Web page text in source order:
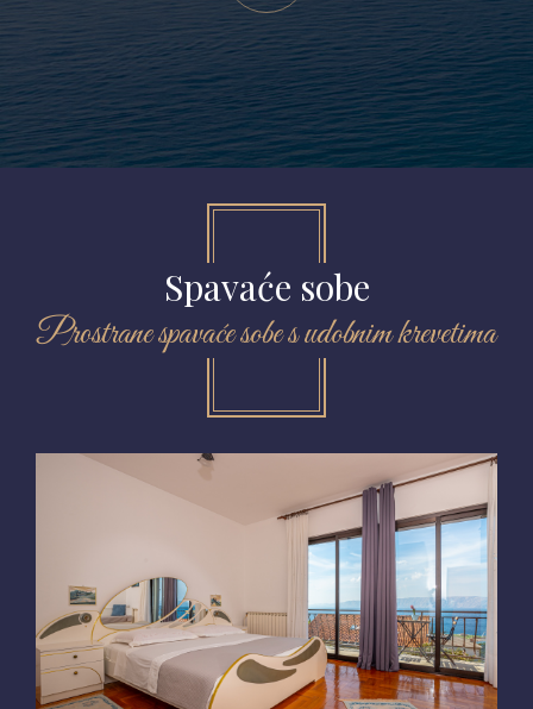
Spavaće sobe
Prostrane spavaće sobe s udobnim krevetima